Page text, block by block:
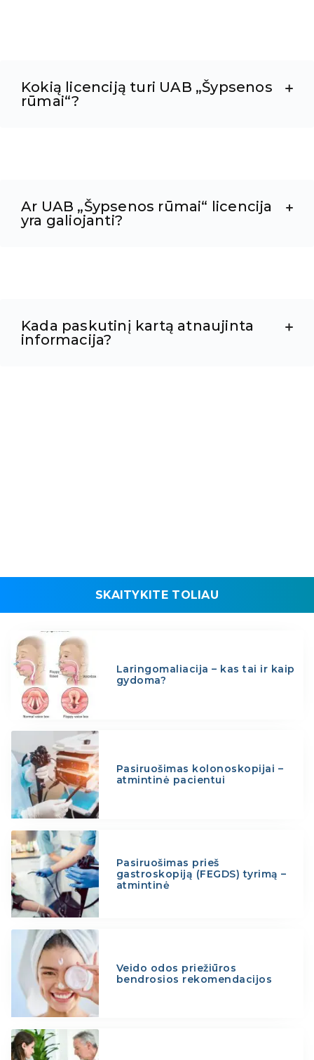
Kokią licenciją turi UAB „Šypsenos
rūmai“?
Ar UAB „Šypsenos rūmai“ licencija
yra galiojanti?
Kada paskutinį kartą atnaujinta
informacija?
SKAITYKITE TOLIAU
Laringomaliacija – kas tai ir kaip
gydoma?
Pasiruošimas kolonoskopijai –
atmintinė pacientui
Pasiruošimas prieš
gastroskopiją (FEGDS) tyrimą –
atmintinė
Veido odos priežiūros
bendrosios rekomendacijos